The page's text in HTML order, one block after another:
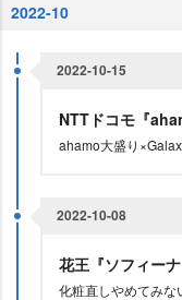
2022-10
2022-10-15
NTTドコモ『
ahamo大盛り
2022-10-08
花王『ソフィー
化粧直しやめてみ